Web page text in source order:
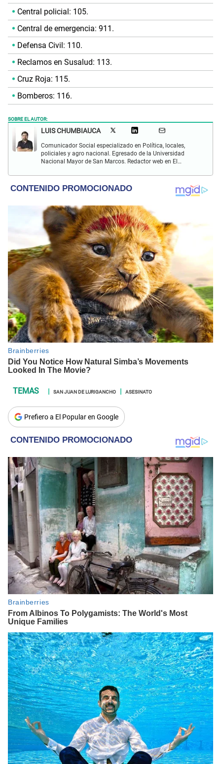
Central policial: 105.
Central de emergencia: 911.
Defensa Civil: 110.
Reclamos en Susalud: 113.
Cruz Roja: 115.
Bomberos: 116.
SOBRE EL AUTOR:
LUIS CHUMBIAUCA
Comunicador Social especializado en Política, locales,
policiales y agro nacional. Egresado de la Universidad
Nacional Mayor de San Marcos. Redactor web en El
Sociología, Historia, Matemáticas, Psicología, Filosofía,
películas y series.
SAN JUAN DE LURIGANCHO ASESINATO
Prefiero a El Popular en Google